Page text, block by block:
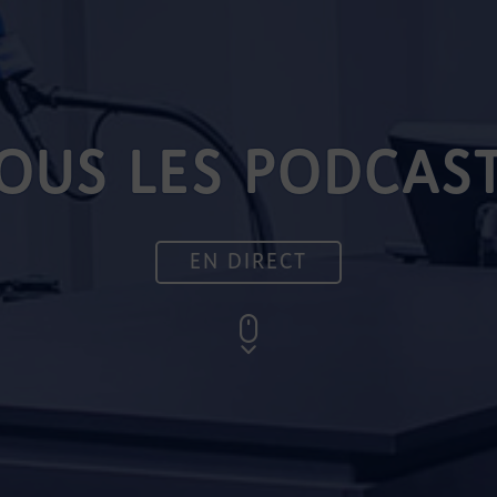
LES
EN DIRECT